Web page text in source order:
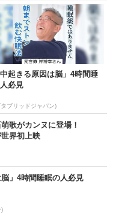
中起きる原因は脳」4時間睡
必見
ブリッドジャパン)
歌がカンヌに登場！
世界初上映
脳」4時間睡眠の人必見
)